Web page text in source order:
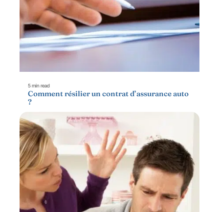
5 min read
Comment résilier un contrat d’assurance auto
?